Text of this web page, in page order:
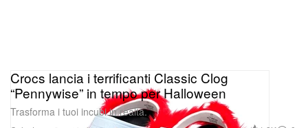
Crocs lancia i terrificanti Classic Clog
“Pennywise” in tempo per Halloween
Trasforma i tuoi incubi in realtà.